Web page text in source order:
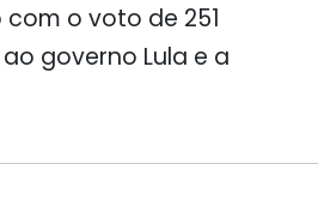
o voto de 251
governo Lula e a